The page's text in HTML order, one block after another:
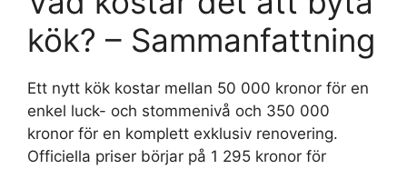
kök? – Sammanfattning
Ett nytt kök kostar mellan 50 000 kronor för en
enkel luck- och stommenivå och 350 000
kronor för en komplett exklusiv renovering.
Officiella priser börjar på 1 295 kronor för